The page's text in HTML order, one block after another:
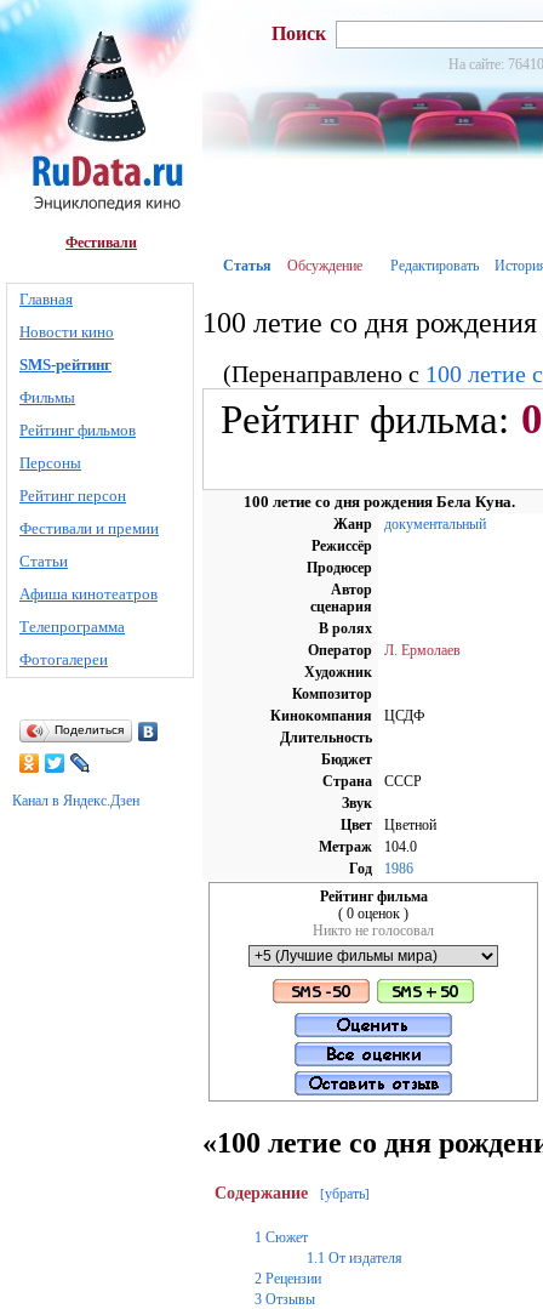
Фестивали
Главная
Новости кино
SMS-рейтинг
Фильмы
Рейтинг фильмов
Персоны
Рейтинг персон
Фестивали и премии
Статьи
Афиша кинотеатров
Телепрограмма
Фотогалереи
Поделиться
Канал в Яндекс.Дзен
Поиск
На сайте:
Статья Обсуждение Редактировать
100 летие со дня
(Перенаправлено с 100 летие
Рейтинг фильма: 0
100 летие со дня рождения Бела Куна.
Жанр
документальный
Режиссёр
Продюсер
Автор
сценария
В ролях
Оператор
Л. Ермолаев
Художник
Композитор
Кинокомпания
ЦСДФ
Длительность
Бюджет
Страна
СССР
Звук
Цвет
Цветной
Метраж
104.0
Год
1986
Рейтинг фильма
( 0 оценок )
Никто не голосовал
«100 летие со дня
Содержание [убрать]
1 Сюжет
1.1 От издателя
2 Рецензии
3 Отзывы